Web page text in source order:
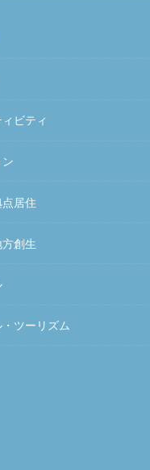
ビティ
居住
創生
ツーリズム